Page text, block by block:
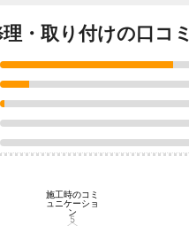
・取り付けの口コミ
施工時のコミ
ュニケーショ
ン
5